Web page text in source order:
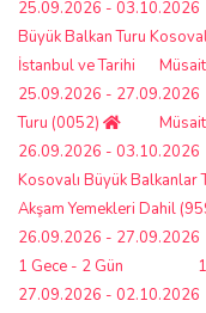
25.09.2026 - 03.10.2026
Büyük Balkan Turu
Müsait
25.09.2026 - 27.09.2026
İstanbul ve Tarihi
Turu (0052)
Müsait
26.09.2026 - 03.10.2026
Kosovalı Büyük Balkanlar
Akşam Yemekleri Dahil
26.09.2026 - 27.09.2026
1 Gece - 2 Gün
27.09.2026 - 02.10.2026